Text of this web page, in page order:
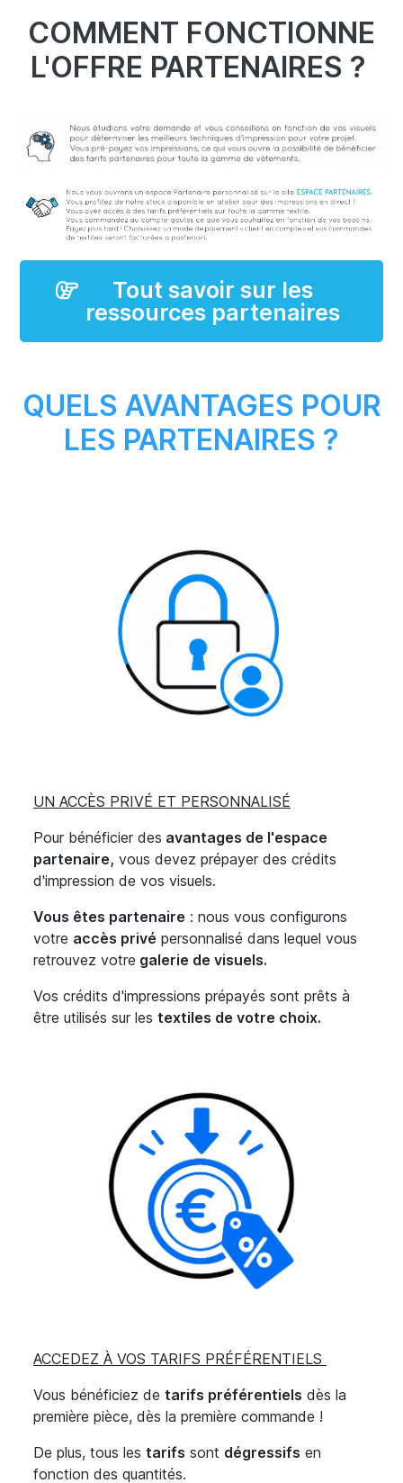
COMMENT FONCTIONNE
L'OFFRE PARTENAIRES ?
Tout savoir sur les
ressources partenaires
QUELS AVANTAGES POUR
LES PARTENAIRES ?
UN ACCÈS PRIVÉ ET PERSONNALISÉ
Pour bénéficier des avantages de l'espace
partenaire, vous devez prépayer des crédits
d'impression de vos visuels.
Vous êtes partenaire : nous vous configurons
votre accès privé personnalisé dans lequel vous
retrouvez votre galerie de visuels.
Vos crédits d'impressions prépayés sont prêts à
être utilisés sur les textiles de votre choix.
ACCEDEZ À VOS TARIFS PRÉFÉRENTIELS
Vous bénéficiez de tarifs préférentiels dès la
première pièce, dès la première commande !
De plus, tous les tarifs sont dégressifs en
fonction des quantités.